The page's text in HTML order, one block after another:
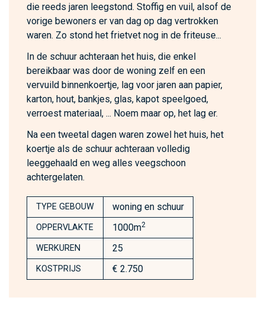
die reeds jaren leegstond. Stoffig en vuil, alsof de
vorige bewoners er van dag op dag vertrokken
waren. Zo stond het frietvet nog in de friteuse...
In de schuur achteraan het huis, die enkel
bereikbaar was door de woning zelf en een
vervuild binnenkoertje, lag voor jaren aan papier,
karton, hout, bankjes, glas, kapot speelgoed,
verroest materiaal, ... Noem maar op, het lag er.
Na een tweetal dagen waren zowel het huis, het
koertje als de schuur achteraan volledig
leeggehaald en weg alles veegschoon
achtergelaten.
TYPE GEBOUW woning en schuur
OPPERVLAKTE 1000m2
WERKUREN 25
KOSTPRIJS € 2.750